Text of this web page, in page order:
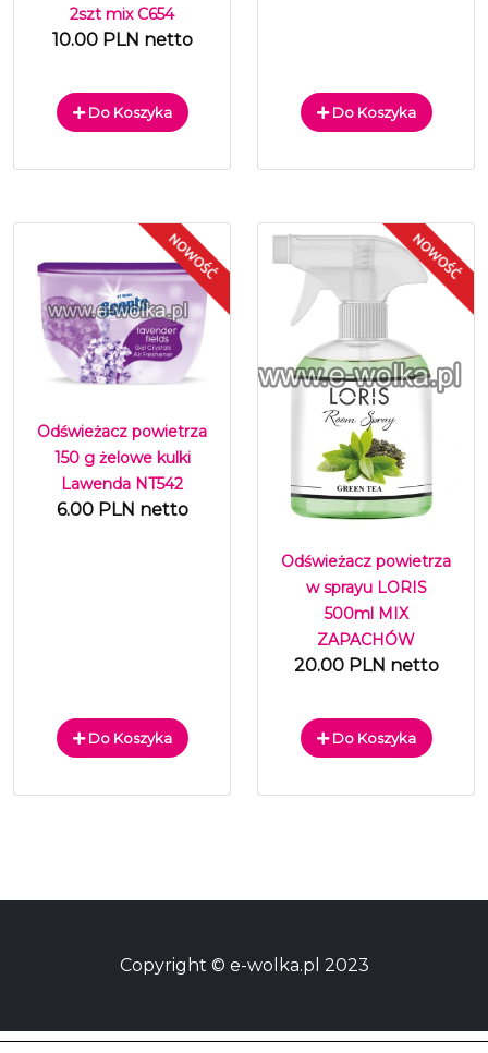
2szt mix C654
10.00 PLN netto
Do Koszyka Do Koszyka
Odświeżacz powietrza
150 g żelowe kulki
Lawenda NT542
6.00 PLN netto
Do Koszyka
Odświeżacz powietrza
w sprayu LORIS
500ml MIX
ZAPACHÓW
20.00 PLN netto
Do Koszyka
Copyright © e-wolka.pl 2023